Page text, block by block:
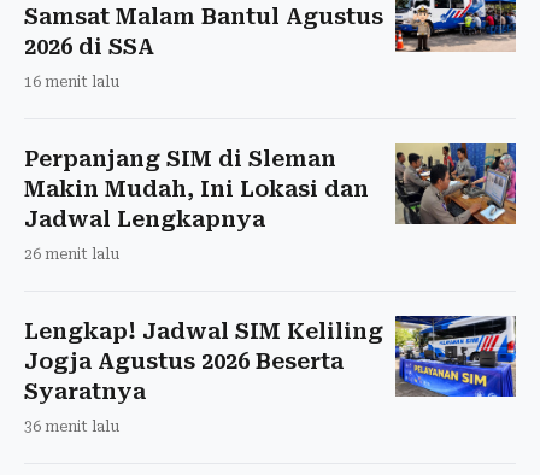
Samsat Malam Bantul Agustus
2026 di SSA
16 menit lalu
Perpanjang SIM di Sleman
Makin Mudah, Ini Lokasi dan
Jadwal Lengkapnya
26 menit lalu
Lengkap! Jadwal SIM Keliling
Jogja Agustus 2026 Beserta
Syaratnya
36 menit lalu